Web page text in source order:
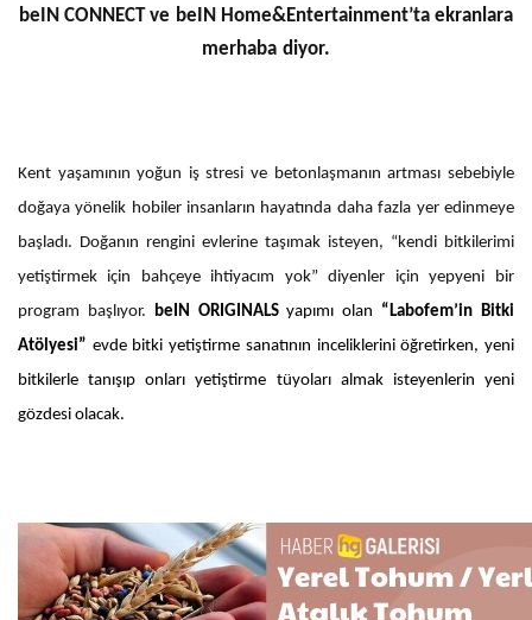
beIN CONNECT ve beIN Home&Entertainment’ta ekranlara
merhaba diyor.
Kent yaşamının yoğun iş stresi ve betonlaşmanın artması sebebiyle
doğaya yönelik hobiler insanların hayatında daha fazla yer edinmeye
başladı. Doğanın rengini evlerine taşımak isteyen, “kendi bitkilerimi
yetiştirmek için bahçeye ihtiyacım yok” diyenler için yepyeni bir
program başlıyor. beIN ORIGINALSyapımı olan “Labofem’in Bitki
Atölyesi” evde bitki yetiştirme sanatının inceliklerini öğretirken, yeni
bitkilerle tanışıp onları yetiştirme tüyoları almak isteyenlerin yeni
gözdesi olacak.